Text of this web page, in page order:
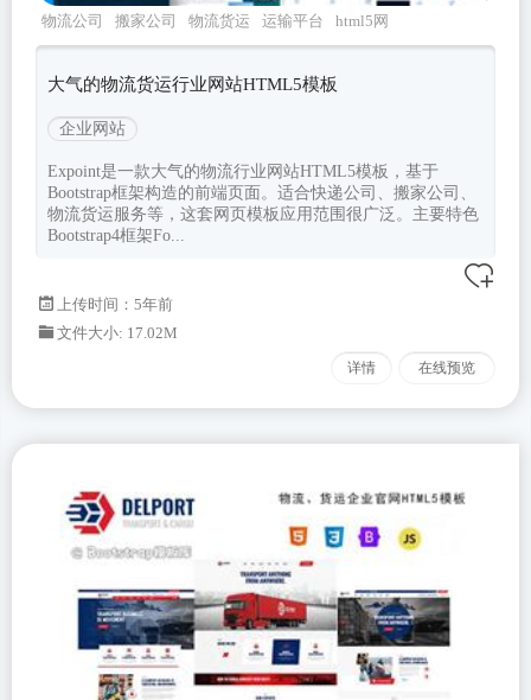
物流公司 搬家公司 物流货运 运输平台
html5网
页
大气的物流货运行业网站HTML5模板
企业网站
Expoint是一款大气的物流行业网站HTML5模板，基于
Bootstrap框架构造的前端页面。适合快递公司、搬家公司、
物流货运服务等，这套网页模板应用范围很广泛。主要特色
Bootstrap4框架Fo...
上传时间：5年前
文件大小: 17.02M
详情 在线预览